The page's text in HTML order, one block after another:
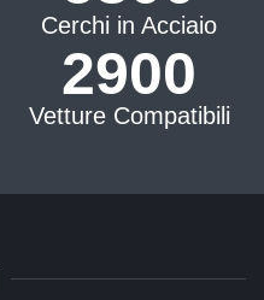
Cerchi in Acciaio
3000+
Vetture Compatibili